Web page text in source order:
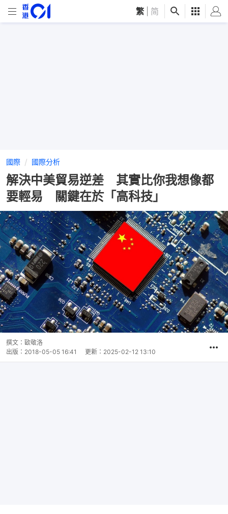
繁 简
國際 國際分析
解決中美貿易逆差 其實比你我想像都
要輕易 關鍵在於「高科技」
撰文： 歐敬洛
出版： 2018-05-05 16:41 更新： 2025-02-12 13:10